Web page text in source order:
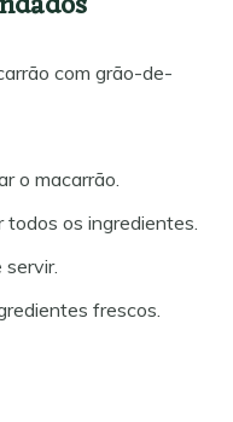
com grão-de-
o macarrão.
todos os ingredientes.
servir.
frescos.